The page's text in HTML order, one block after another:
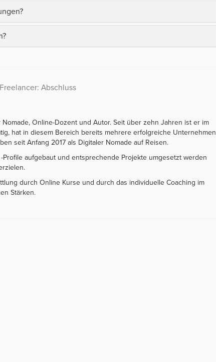
Abschluss
Online-Dozent und Autor. Seit über zehn Jahren ist er im
hat in diesem Bereich bereits mehrere erfolgreiche Unternehmen
seit Anfang 2017 als Digitaler Nomade auf Reisen.
Profile aufgebaut und entsprechende Projekte umgesetzt werden
durch Online Kurse und durch das individuelle Coaching im
Stärken.